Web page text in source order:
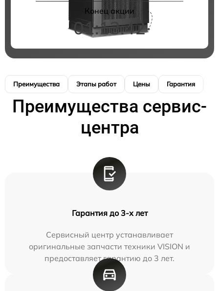
Конец акции
01:13:41
Преимущества Этапы работ Цены Гарантия
Преимущества сервис-
центра
Гарантия до 3-х лет
Сервисный центр устанавливает
оригинальные запчасти техники VISION и
предоставляет гарантию до 3 лет.